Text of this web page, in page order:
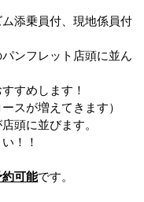
添乗員付、現地係員付
ンフレット店頭に並ん
すめします！
スが増えてきます）
頭に並びます。
！！
可能です。